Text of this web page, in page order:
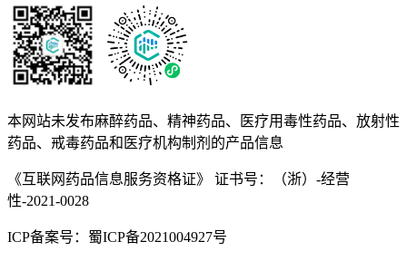
本网站未发布麻醉药品、精神药品、医疗用毒性药品、放射性
药品、戒毒药品和医疗机构制剂的产品信息
《互联网药品信息服务资格证》 证书号：（浙）-经营
性-2021-0028
ICP备案号：蜀ICP备2021004927号